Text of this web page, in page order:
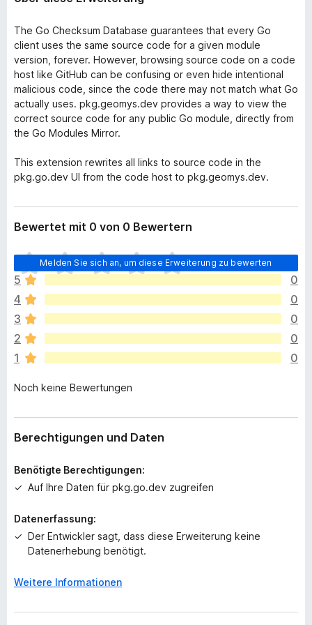
The Go Checksum Database guarantees that every Go
client uses the same source code for a given module
version, forever. However, browsing source code on a code
host like GitHub can be confusing or even hide intentional
malicious code, since the code there may not match what Go
actually uses. pkg.geomys.dev provides a way to view the
correct source code for any public Go module, directly from
the Go Modules Mirror.
This extension rewrites all links to source code in the
pkg.go.dev UI from the code host to pkg.geomys.dev.
Bewertet mit 0 von 0 Bewertern
Melden Sie sich an, um diese Erweiterung zu bewerten
E
s
l
i
e
g
e
n
o
h
k
i
e
e
w
t
n
5
0
4
0
3
0
2
0
1
0
Noch keine Bewertungen
Berechtigungen und Daten
Benötigte Berechtigungen:
Auf Ihre Daten für pkg.go.dev zugreifen
Datenerfassung:
Der Entwickler sagt, dass diese Erweiterung keine
Datenerhebung benötigt.
Weitere Informationen